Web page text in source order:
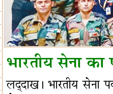
भारतीय सेना का
लद्दाख। भारतीय सेना